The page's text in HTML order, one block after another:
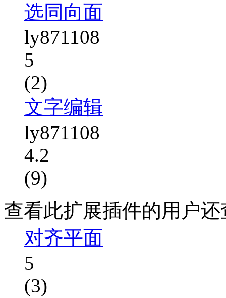
选同向面
ly871108
5
(2)
文字编辑
ly871108
4.2
(9)
查看此扩展插件的用户
对齐平面
5
(3)